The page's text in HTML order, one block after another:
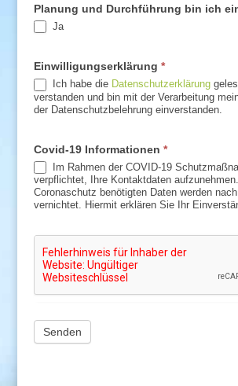
Planung und Durchführung bin ich
Ja
Einwilligungserklärung *
Ich habe die Datenschutzerklärung
verstanden und bin mit der Verarbeitung
der Datenschutzbelehrung einverstanden.
Covid-19 Informationen *
Im Rahmen der COVID-19
verpflichtet, Ihre Kontaktdaten
Coronaschutz benötigten Daten werden
vernichtet. Hiermit erklären Sie Ihr
Senden